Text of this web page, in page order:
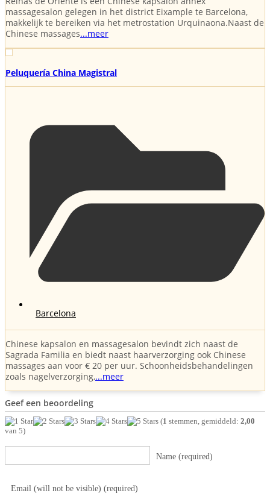
massagesalon gelegen in het district Eixample te Barcelona,
makkelijk te bereiken via het metrostation Urquinaona.Naast de
Chinese massages...meer
Peluquería China Magistral
Barcelona
Chinese kapsalon en massagesalon bevindt zich naast de
Sagrada Familia en biedt naast haarverzorging ook Chinese
massages aan voor € 20 per uur. Schoonheidsbehandelingen
zoals nagelverzorging,...meer
Geef een beoordeling
(1 stemmen, gemiddeld: 2,00
van 5)
Name (required)
Email (will not be visible) (required)